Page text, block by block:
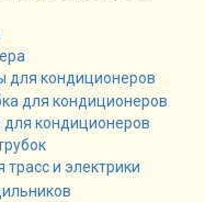
для кондиционеров
кондиционеров
и электрики